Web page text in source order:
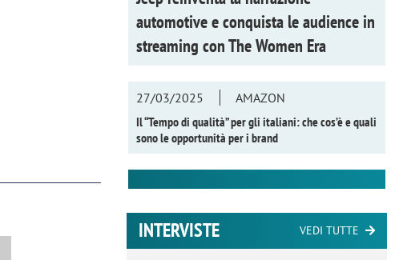
automotive e conquista le audience in
streaming conThe Women Era
27/03/2025
AMAZON
Il “Tempo di qualità” per gli italiani: che cos’è e quali
sono le opportunità per i brand
INTERVISTE VEDI TUTTE